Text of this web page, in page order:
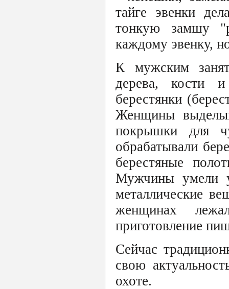
тайге эвенки
тонкую замшу
каждому эвенку,
К мужским
дерева, кости
берестянки
Женщины
покрышки для
обрабатывали
берестяные
Мужчины умели
металлические
женщинах
приготовление
Сейчас
свою
охоте.